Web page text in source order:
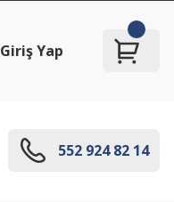
Giriş Yap
552 924 82 14